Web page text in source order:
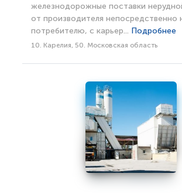
железнодорожные поставки
от производителя непосредственно
потребителю, с карьер... Подробнее
10. Карелия, 50. Московская область